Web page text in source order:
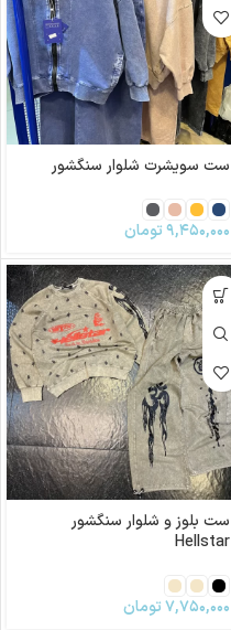
ست سویشرت شلوار سنگشور
۹,۴۵۰,۰۰۰تومان
ست بلوز و شلوار سنگشور
Hellstar
۷,۷۵۰,۰۰۰تومان